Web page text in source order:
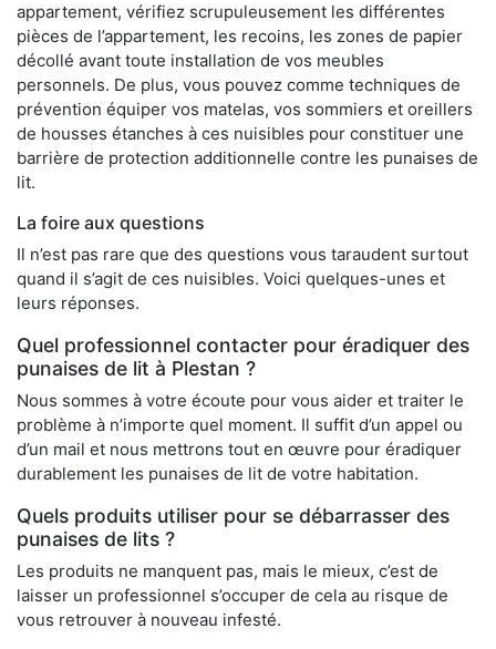
appartement, vérifiez scrupuleusement les différentes
pièces de l’appartement, les recoins, les zones de papier
décollé avant toute installation de vos meubles
personnels. De plus, vous pouvez comme techniques de
prévention équiper vos matelas, vos sommiers et oreillers
de housses étanches à ces nuisibles pour constituer une
barrière de protection additionnelle contre les punaises de
lit.
La foire aux questions
Il n’est pas rare que des questions vous taraudent surtout
quand il s’agit de ces nuisibles. Voici quelques-unes et
leurs réponses.
Quel professionnel contacter pour éradiquer des
punaises de lit à Plestan ?
Nous sommes à votre écoute pour vous aider et traiter le
problème à n’importe quel moment. Il suffit d’un appel ou
d’un mail et nous mettrons tout en œuvre pour éradiquer
durablement les punaises de lit de votre habitation.
Quels produits utiliser pour se débarrasser des
punaises de lits ?
Les produits ne manquent pas, mais le mieux, c’est de
laisser un professionnel s’occuper de cela au risque de
vous retrouver à nouveau infesté.